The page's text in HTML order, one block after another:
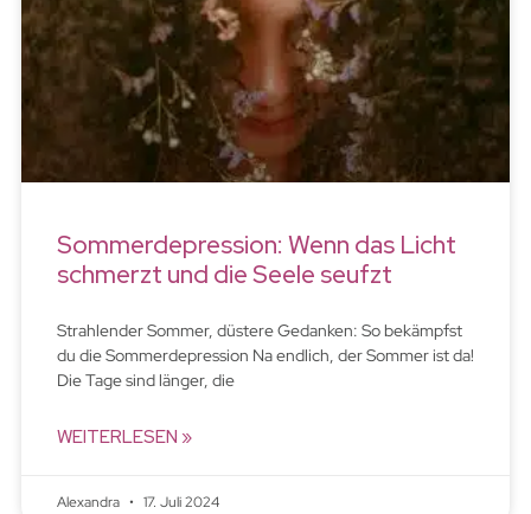
Sommerdepression: Wenn das Licht
schmerzt und die Seele seufzt
Strahlender Sommer, düstere Gedanken: So bekämpfst
du die Sommerdepression Na endlich, der Sommer ist da!
Die Tage sind länger, die
WEITERLESEN »
Alexandra 17. Juli 2024